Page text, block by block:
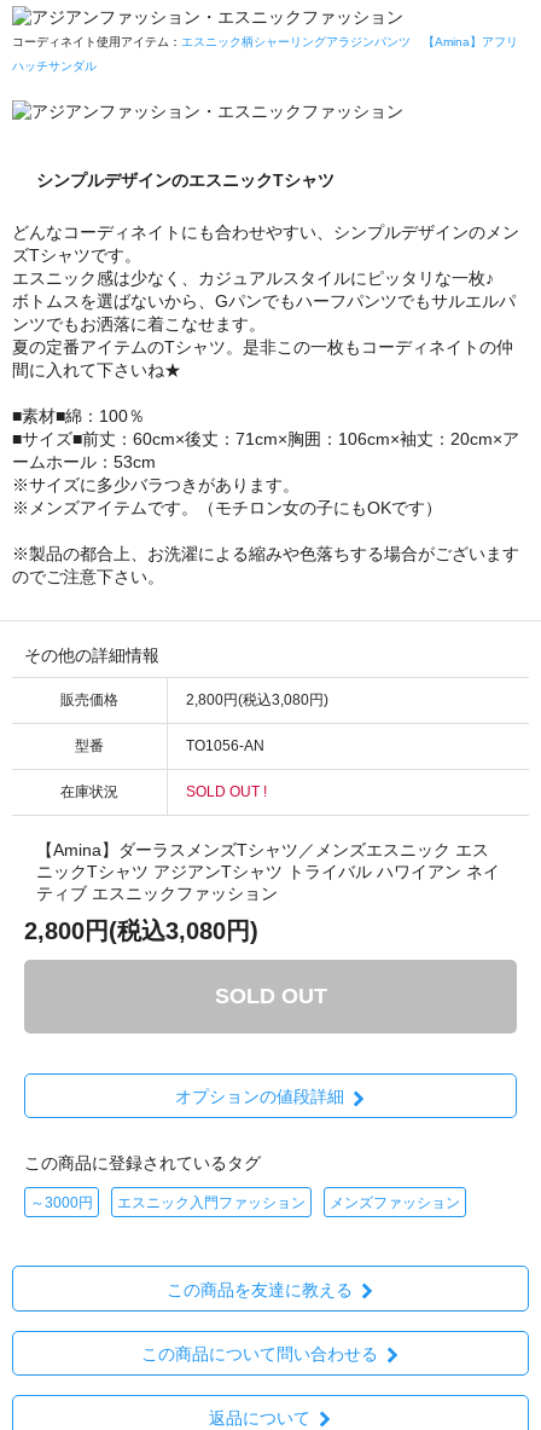
コーディネイト使用アイテム： エスニック柄シャーリングアラジンパンツ
【Amina】アフリ
ハッチサンダル
シンプルデザインのエスニックTシャツ
どんなコーディネイトにも合わせやすい、シンプルデザインのメン
ズTシャツです。
エスニック感は少なく、カジュアルスタイルにピッタリな一枚♪
ボトムスを選ばないから、Gパンでもハーフパンツでもサルエルパ
ンツでもお洒落に着こなせます。
夏の定番アイテムのTシャツ。是非この一枚もコーディネイトの仲
間に入れて下さいね★
■素材■綿：100％
■サイズ■前丈：60cm×後丈：71cm×胸囲：106cm×袖丈：20cm×ア
ームホール：53cm
※サイズに多少バラつきがあります。
※メンズアイテムです。（モチロン女の子にもOKです）
※製品の都合上、お洗濯による縮みや色落ちする場合がございます
のでご注意下さい。
その他の詳細情報
販売価格 2,800円(税込3,080円)
型番 TO1056-AN
在庫状況 SOLD OUT !
【Amina】ダーラスメンズTシャツ／メンズエスニック エス
ニックTシャツ アジアンTシャツ トライバル ハワイアン ネイ
ティブ エスニックファッション
2,800円(税込3,080円)
SOLD OUT
オプションの値段詳細
この商品に登録されているタグ
～3000円 エスニック入門ファッション メンズファッション
この商品を友達に教える
この商品について問い合わせる
返品について